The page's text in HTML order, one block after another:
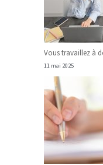
Vous travaillez à
11 mai 2025